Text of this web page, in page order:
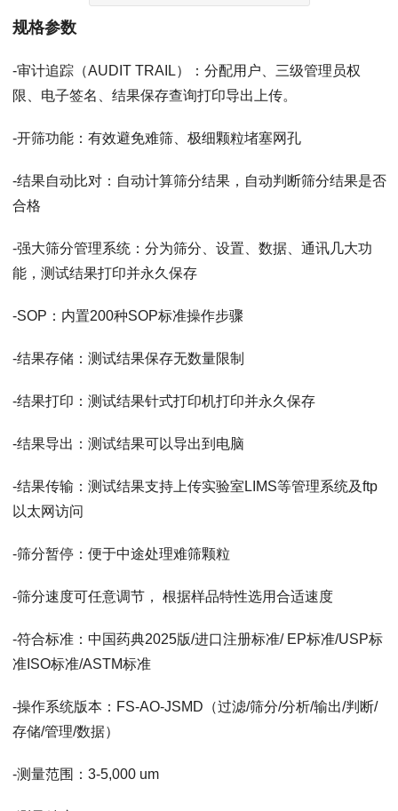
规格参数
-审计追踪（AUDIT TRAIL）：分配用户、三级管理员权
限、电子签名、结果保存查询打印导出上传。
-开筛功能：有效避免难筛、极细颗粒堵塞网孔
-结果自动比对：自动计算筛分结果，自动判断筛分结果是否
合格
-强大筛分管理系统：分为筛分、设置、数据、通讯几大功
能，测试结果打印并永久保存
-SOP：内置200种SOP标准操作步骤
-结果存储：测试结果保存无数量限制
-结果打印：测试结果针式打印机打印并永久保存
-结果导出：测试结果可以导出到电脑
-结果传输：测试结果支持上传实验室LIMS等管理系统及ftp
以太网访问
-筛分暂停：便于中途处理难筛颗粒
-筛分速度可任意调节， 根据样品特性选用合适速度
-符合标准：中国药典2025版/进口注册标准/ EP标准/USP标
准ISO标准/ASTM标准
-操作系统版本：FS-AO-JSMD（过滤/筛分/分析/输出/判断/
存储/管理/数据）
-测量范围：3-5,000 um